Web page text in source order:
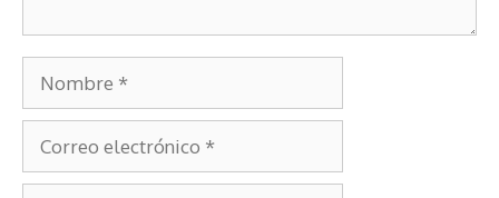
Nombre
Correo